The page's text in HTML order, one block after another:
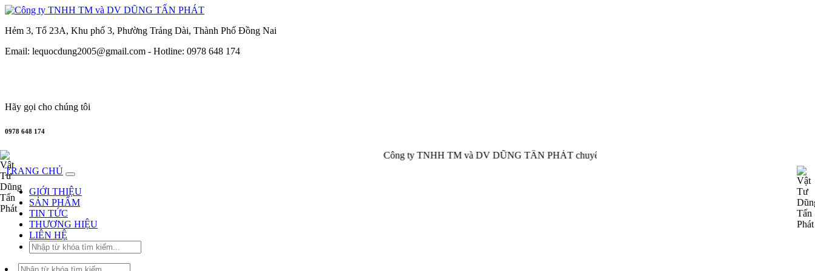
Hẻm 3, Tổ 23A, Khu phố 3, Phường Trảng Dài, Thành Phố Đồng Nai
Email: lequocdung2005@gmail.com - Hotline: 0978 648 174
Hãy gọi cho chúng tôi
0978 648 174
Công ty TNHH TM và DV DŨNG TẤN PHÁT chuyên cung cấp, phân phối thiết bị công nghiệp của nhiều hãng nổi
TRANG CHỦ
GIỚI THIỆU
SẢN PHẨM
TIN TỨC
THƯƠNG HIỆU
LIÊN HỆ